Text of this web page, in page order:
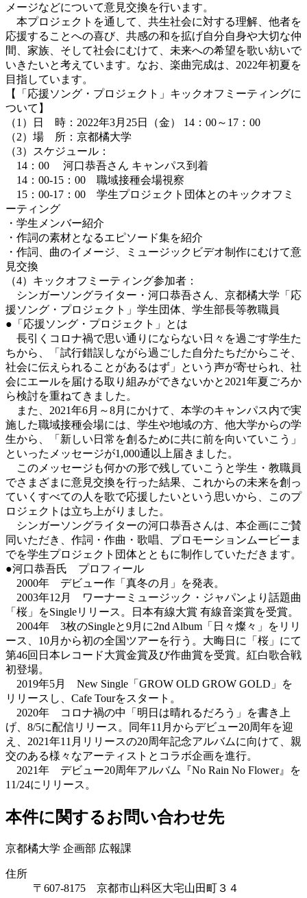
メージなどについて意見交換を行います。
本プロジェクトを通して、共生社会に対する理解、他者を
応援することへの喜び、共感の和を拡げ自分自身や大切な仲
間、家族、そして社会にむけて、未来への希望を歌い紡いで
いきたいと考えています。なお、楽曲完成は、2022年初夏を
目指しています。
【「応援ソング・プロジェクト」キックオフミーティングに
ついて】
（1）日 時：2022年3月25日（金） 14：00～17：00
（2）場 所：京都橘大学
（3）スケジュール：
14：00 河口恭吾さん キャンパス到着
14：00-15：00 職域接種会場視察
15：00-17：00 学生プロジェクト団体とのキックオフミ
ーティング
・学生メンバー紹介
・作詞の素材となるエピソード集を紹介
・作詞、曲のイメージ、ミュージックビデオ制作にむけて意
見交換
（4）キックオフミーティング参加者：
シンガーソングライター・河口恭吾さん、京都橘大学「応
援ソング・プロジェクト」学生団体、学生部長等教職員
●「応援ソング・プロジェクト」とは
長引くコロナ禍で思い通りにならない日々を過ごす学生た
ちから、「試行錯誤しながら過ごした自分たちだからこそ、
社会に伝えられることがあるはず」という声が寄せられ、社
会にエールを届ける取り組みができないかと2021年夏ごろか
ら検討を重ねてきました。
また、2021年6月～8月にかけて、本学のキャンパス内で実
施した職域接種会場には、学生や地域の方、他大学からの学
生から、「新しい日常を創るために共に前を向いていこう」
といったメッセージが1,000通以上届きました。
このメッセージも何かの形で残していこうと学生・教職員
でさまざまに意見交換を行った結果、これからの未来を創っ
ていくすべての人を歌で応援したいという思いから、このプ
ロジェクトは立ち上がりました。
シンガーソングライターの河口恭吾さんは、本企画にご賛
同いただき、作詞・作曲・歌唱、プロモーションムービーま
でを学生プロジェクト団体とともに制作していただきます。
●河口恭吾氏 プロフィール
2000年 デビュー作「真冬の月」を発表。
2003年12月 ワーナーミュージック・ジャパンより話題曲
「桜」をSingleリリース。日本有線大賞 有線音楽賞を受賞。
2004年 3枚のSingleと9月に2nd Album「日々燦々」をリリ
ース、10月から初の全国ツアーを行う。大晦日に「桜」にて
第46回日本レコード大賞金賞及び作曲賞を受賞。紅白歌合戦
初登場。
2019年5月 New Single「GROW OLD GROW GOLD」を
リリースし、Cafe Tourをスタート。
2020年 コロナ禍の中「明日は晴れるだろう」を書き上
げ、8/5に配信リリース。同年11月からデビュー20周年を迎
え、2021年11月リリースの20周年記念アルバムに向けて、親
交のある様々なアーティストとコラボ企画を進行。
2021年 デビュー20周年アルバム『No Rain No Flower』を
11/24にリリース。
本件に関するお問い合わせ先
京都橘大学 企画部 広報課
住所
〒607-8175 京都市山科区大宅山田町３４